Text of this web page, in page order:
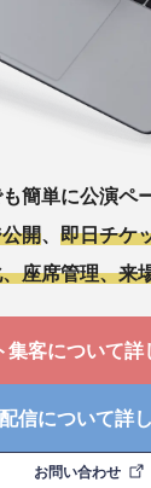
簡単に公演ペ
開
即日チケ
座席管理、来
集客について詳
信について詳
お問い合わせ